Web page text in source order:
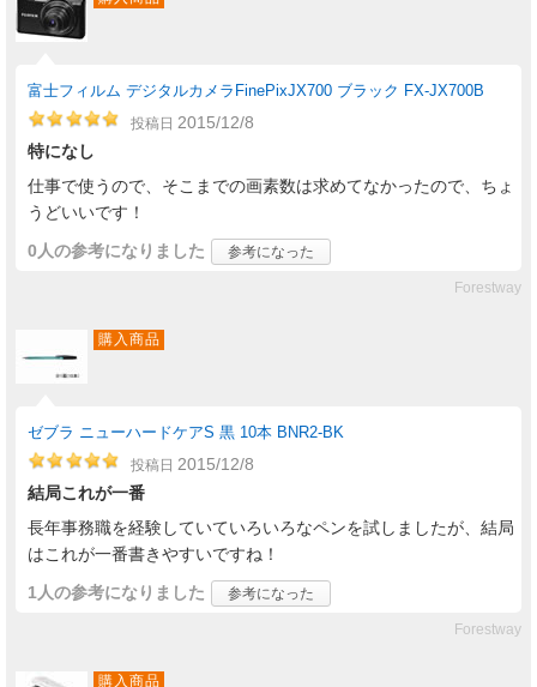
富士フィルム デジタルカメラFinePixJX700 ブラック FX-JX700B
投稿日 2015/12/8
特になし
仕事で使うので、そこまでの画素数は求めてなかったので、ちょ
うどいいです！
0人の参考になりました 参考になった
Forestway
購入商品
ゼブラ ニューハードケアS 黒 10本 BNR2-BK
投稿日 2015/12/8
結局これが一番
長年事務職を経験していていろいろなペンを試しましたが、結局
はこれが一番書きやすいですね！
1人の参考になりました 参考になった
Forestway
購入商品